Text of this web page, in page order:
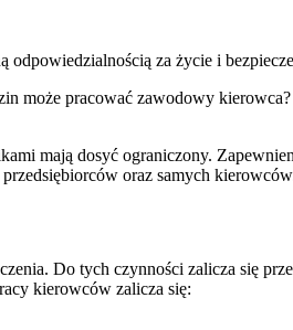
odpowiedzialnością za życie i
może pracować zawodowy
mają dosyć ograniczony.
oraz samych
Do tych czynności zalicza się
kierowców zalicza się: